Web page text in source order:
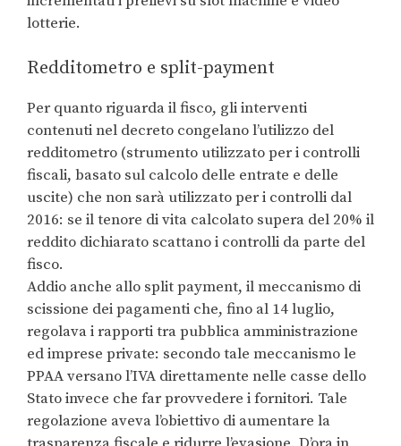
lotterie.
Redditometro e split-payment
Per quanto riguarda il fisco, gli interventi
contenuti nel decreto congelano l’utilizzo del
redditometro (strumento utilizzato per i controlli
fiscali, basato sul calcolo delle entrate e delle
uscite) che non sarà utilizzato per i controlli dal
2016: se il tenore di vita calcolato supera del 20% il
reddito dichiarato scattano i controlli da parte del
fisco.
Addio anche allo split payment, il meccanismo di
scissione dei pagamenti che, fino al 14 luglio,
regolava i rapporti tra pubblica amministrazione
ed imprese private: secondo tale meccanismo le
PPAA versano l’IVA direttamente nelle casse dello
Stato invece che far provvedere i fornitori. Tale
regolazione aveva l’obiettivo di aumentare la